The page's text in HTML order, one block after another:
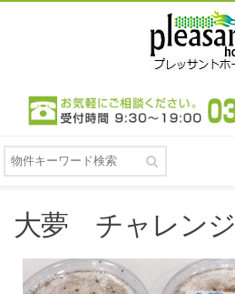
大夢 チャレンジ